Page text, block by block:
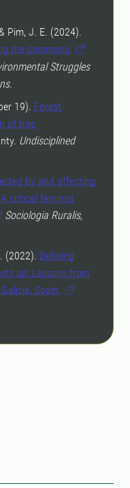
Pim, J. E. (2024).
the commons.
Struggles
19). Forest
of tree
Undisciplined
by and affecting
critical feminist
Sociologia Ruralis,
(2022). Defining
up: Lessons from
Spain.